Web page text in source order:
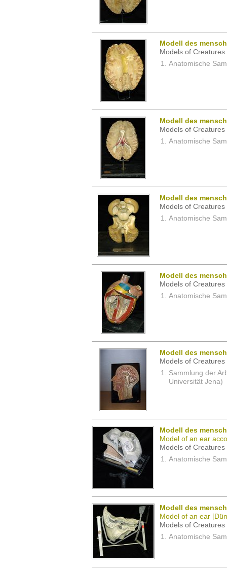
Modell des
Models of
Anatomische
Modell des
Models of
Anatomische
Modell des
Models of
Anatomische
Modell des
Models of
Anatomische
Modell des
Models of
Sammlung der
Universität Jena)
Modell des
Model of an ear
Models of
Anatomische
Modell des
Model of an ear
Models of
Anatomische